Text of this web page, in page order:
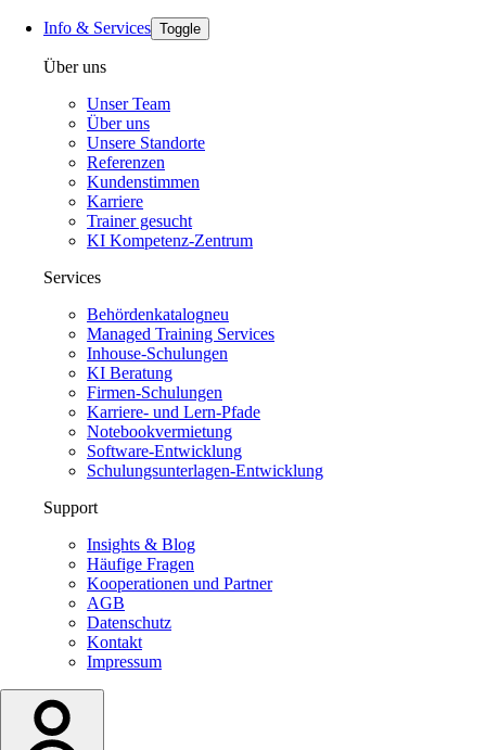
Info & Services Toggle
Über uns
Unser Team
Über uns
Unsere Standorte
Referenzen
Kundenstimmen
Karriere
Trainer gesucht
KI Kompetenz-Zentrum
Services
Behördenkatalogneu
Managed Training Services
Inhouse-Schulungen
KI Beratung
Firmen-Schulungen
Karriere- und Lern-Pfade
Notebookvermietung
Software-Entwicklung
Schulungsunterlagen-Entwicklung
Support
Insights & Blog
Häufige Fragen
Kooperationen und Partner
AGB
Datenschutz
Kontakt
Impressum